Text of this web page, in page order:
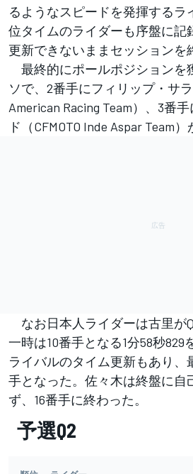
るようなスピードを発揮するラ
位タイムのライダーも序盤に記
更新できないままセッションを
最終的にポールポジションを
ソで、2番手にフィリップ・サ
American Racing Team）、3番
ド（CFMOTO Inde Aspar Team）
なお日本人ライダーは古里が
一時は10番手となる1分58秒829
ライバルのタイム更新もあり、
手となった。佐々木は終盤に自
ず、16番手に終わった。
予選Q2